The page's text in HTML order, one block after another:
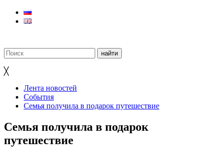
╳
Лента новостей
События
Семья получила в подарок путешествие
Семья получила в подарок
путешествие